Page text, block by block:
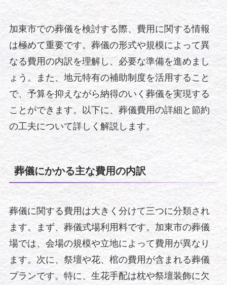
加東市での葬儀を検討する際、費用に関する情報
は極めて重要です。葬儀の形式や規模によって異
なる費用の内訳を理解し、必要な準備を進めまし
ょう。また、地元特有の補助制度を活用すること
で、予算を抑えながら納得のいく葬儀を実現する
ことができます。以下に、葬儀費用の詳細と節約
の工夫について詳しく解説します。
葬儀にかかる主な費用の内訳
葬儀に関する費用は大きく分けて三つに分類され
ます。まず、葬儀式場利用料です。加東市の葬儀
場では、会場の規模や立地によって費用が異なり
ます。次に、祭壇や花、棺の費用が含まれる葬儀
プランです。特に、生花手配は枕や祭壇装飾に欠